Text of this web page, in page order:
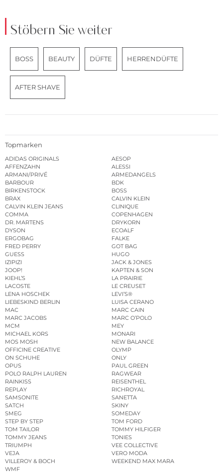
Stöbern Sie weiter
BOSS BEAUTY DÜFTE HERRENDÜFTE
AFTER SHAVE
Topmarken
ADIDAS ORIGINALS
AESOP
AFFENZAHN
ALESSI
ARMANI/PRIVÉ
ARMEDANGELS
BARBOUR
BDK
BIRKENSTOCK
BOSS
BRAX
CALVIN KLEIN
CALVIN KLEIN JEANS
CLINIQUE
COMMA
COPENHAGEN
DR. MARTENS
DRYKORN
DYSON
ECOALF
ERGOBAG
FALKE
FRED PERRY
GOT BAG
GUESS
HUGO
IZIPIZI
JACK & JONES
JOOP!
KAPTEN & SON
KIEHL’S
LA PRAIRIE
LACOSTE
LE CREUSET
LENA HOSCHEK
LEVI’S®
LIEBESKIND BERLIN
LUISA CERANO
MAC
MARC CAIN
MARC JACOBS
MARC O’POLO
MCM
MEY
MICHAEL KORS
MONARI
MOS MOSH
NEW BALANCE
OFFICINE CREATIVE
OLYMP
ON SCHUHE
ONLY
OPUS
PAUL GREEN
POLO RALPH LAUREN
RAGWEAR
RAINKISS
REISENTHEL
REPLAY
RICHROYAL
SAMSONITE
SANETTA
SATCH
SKINY
SMEG
SOMEDAY
STEP BY STEP
TOM FORD
TOM TAILOR
TOMMY HILFIGER
TOMMY JEANS
TONIES
TRIUMPH
VEE COLLECTIVE
VEJA
VERO MODA
VILLEROY & BOCH
WEEKEND MAX MARA
WMF